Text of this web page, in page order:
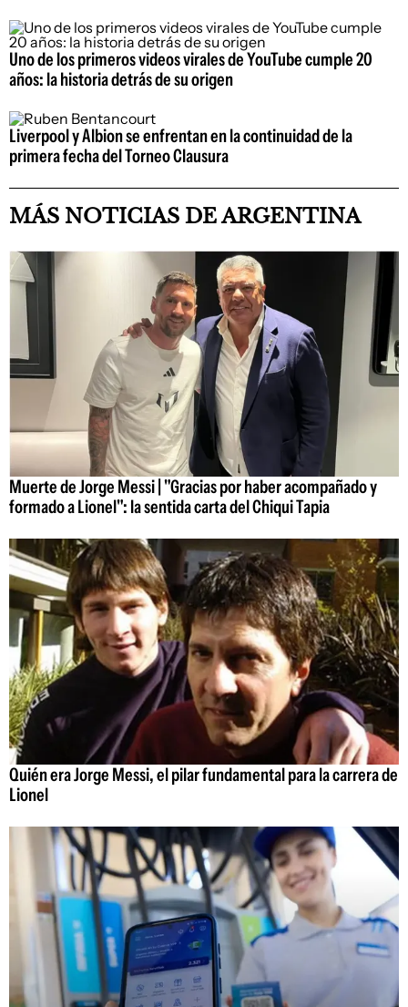
Uno de los primeros videos virales de YouTube cumple 20
años: la historia detrás de su origen
Liverpool y Albion se enfrentan en la continuidad de la
primera fecha del Torneo Clausura
MÁS NOTICIAS DE ARGENTINA
Muerte de Jorge Messi | "Gracias por haber acompañado y
formado a Lionel": la sentida carta del Chiqui Tapia
Quién era Jorge Messi, el pilar fundamental para la carrera de
Lionel